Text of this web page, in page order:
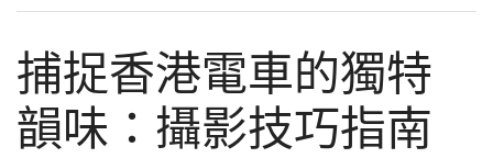
捕捉香港電車的獨特
韻味：攝影技巧指南